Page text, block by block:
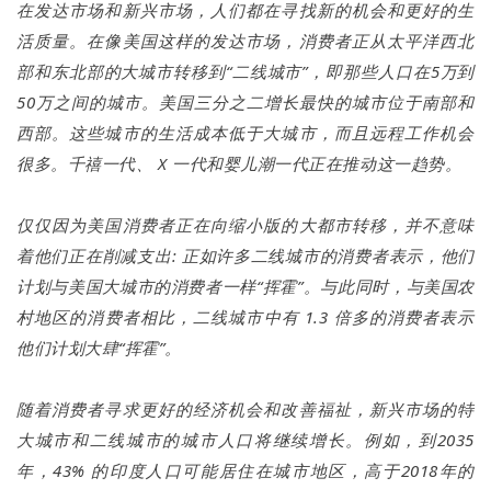
在发达市场和新兴市场，人们都在寻找新的机会和更好的生
活质量。在像美国这样的发达市场，消费者正从太平洋西北
部和东北部的大城市转移到“二线城市”，即那些人口在5万到
50万之间的城市。美国三分之二增长最快的城市位于南部和
西部。这些城市的生活成本低于大城市，而且远程工作机会
很多。千禧一代、 X 一代和婴儿潮一代正在推动这一趋势。
仅仅因为美国消费者正在向缩小版的大都市转移，并不意味
着他们正在削减支出: 正如许多二线城市的消费者表示，他们
计划与美国大城市的消费者一样“挥霍”。与此同时，与美国农
村地区的消费者相比，二线城市中有 1.3 倍多的消费者表示
他们计划大肆“挥霍”。
随着消费者寻求更好的经济机会和改善福祉，新兴市场的特
大城市和二线城市的城市人口将继续增长。例如，到2035
年，43% 的印度人口可能居住在城市地区，高于2018年的